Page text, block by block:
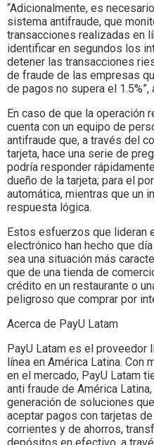
“Adicionalmente, es
sistema antifraude, que
transacciones realizadas en
identificar en segundos los
detener las transacciones
de fraude de las empresas
de pagos no supera el 1.5%”,
En caso de que la operación
cuenta con un equipo de
antifraude que, a través del
tarjeta, hace una serie de
podría responder
dueño de la tarjeta; para el
automática, mientras que un
respuesta lógica.
Estos esfuerzos que lideran
electrónico han hecho que
sea una situación más
que de una tienda de
crédito en un restaurante o
peligroso que comprar por
Acerca de PayU Latam
PayU Latam es el
línea en América Latina. Con
en el mercado, PayU Latam
anti fraude de América
generación de soluciones
aceptar pagos con tarjetas
corrientes y de ahorros,
depósitos en efectivo, a